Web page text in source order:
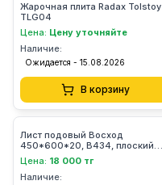
Жарочная плита Radax Tolstoy
TLG04
Цена: Цену уточняйте
Наличие:
Ожидается - 15.08.2026
В корзину
Лист подовый Восход
450*600*20, В434, плоский
стальной, 2-я отб. с 4-х
сторонней отборт.
Цена: 18 000 тг
Наличие: